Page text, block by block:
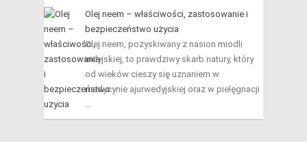
Olej neem – właściwości, zastosowanie i
bezpieczeństwo użycia
Olej neem, pozyskiwany z nasion miodli
indyjskiej, to prawdziwy skarb natury, który
od wieków cieszy się uznaniem w
medycynie ajurwedyjskiej oraz w pielęgnacji
…